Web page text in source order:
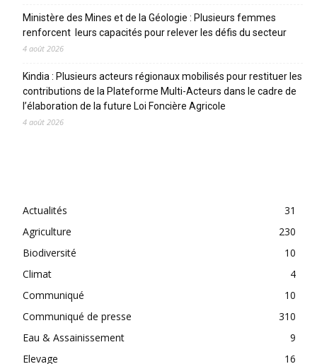
Ministère des Mines et de la Géologie : Plusieurs femmes
renforcent leurs capacités pour relever les défis du secteur
4 août 2026
Kindia : Plusieurs acteurs régionaux mobilisés pour restituer les
contributions de la Plateforme Multi-Acteurs dans le cadre de
l’élaboration de la future Loi Foncière Agricole
4 août 2026
Actualités
31
Agriculture
230
Biodiversité
10
Climat
4
Communiqué
10
Communiqué de presse
310
Eau & Assainissement
9
Elevage
16